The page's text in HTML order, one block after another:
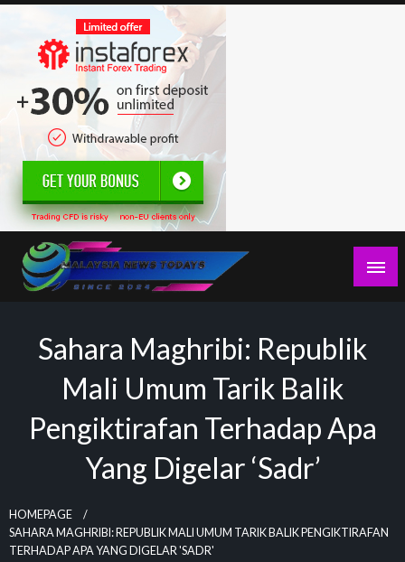
Skip
content
Sahara Maghribi: Republik
Mali Umum Tarik Balik
Pengiktirafan Terhadap Apa
Yang Digelar ‘sadr’
HOMEPAGE
SAHARA MAGHRIBI: REPUBLIK MALI UMUM TARIK BALIK PENGIKTIRAFAN
TERHADAP APA YANG DIGELAR 'SADR'